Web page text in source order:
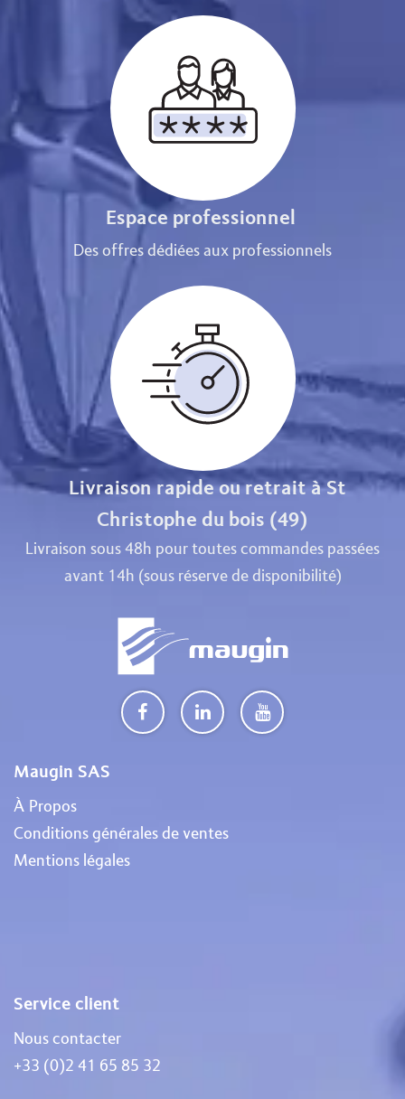
Espace professionnel
Des offres dédiées aux professionnels
Livraison rapide ou retrait à St
Christophe du bois (49)
Livraison sous 48h pour toutes commandes passées
avant 14h (sous réserve de disponibilité)
Maugin SAS
À Propos
Conditions générales de ventes
Mentions légales
Service client
Nous contacter
+33 (0)2 41 65 85 32